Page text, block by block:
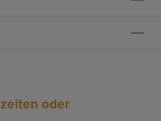
oder